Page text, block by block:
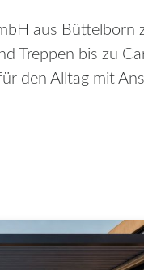
aus Büttelborn
Treppen bis zu
den Alltag mit